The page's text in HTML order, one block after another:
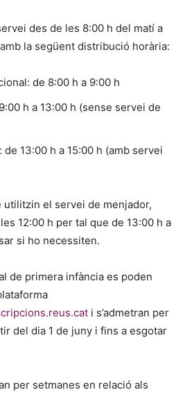
des de les 8:00 h del matí a
la següent distribució horària:
de 8:00 h a 9:00 h
h a 13:00 h (sense servei de
13:00 h a 15:00 h (amb servei
utilitzin el servei de menjador,
les 12:00 h per tal que de 13:00 h a
si ho necessiten.
de primera infància es poden
i s’admetran per
del dia 1 de juny i fins a esgotar
per setmanes en relació als